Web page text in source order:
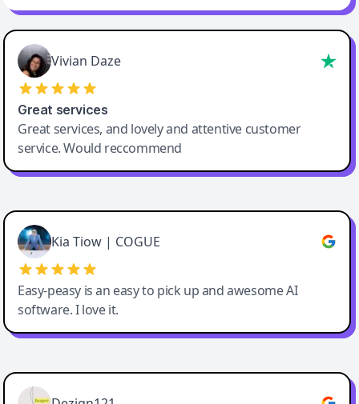
Vivian Daze
Great services
Great services, and lovely and attentive customer
service. Would reccommend
Cody Crabb
Great service, Best AI tool
Kia Tiow | COGUE
Easy-peasy is an easy to pick up and awesome AI
software. I love it.
Easy-Peasy AI